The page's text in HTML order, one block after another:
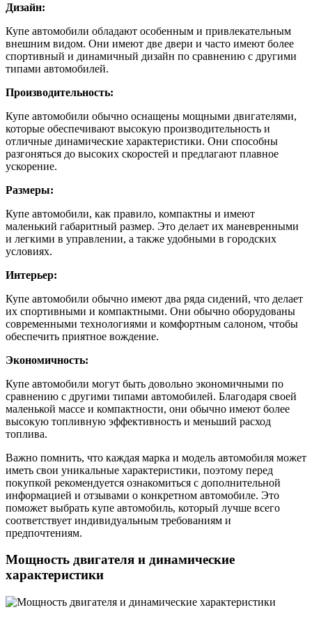
Дизайн:
Купе автомобили обладают особенным и привлекательным
внешним видом. Они имеют две двери и часто имеют более
спортивный и динамичный дизайн по сравнению с другими
типами автомобилей.
Производительность:
Купе автомобили обычно оснащены мощными двигателями,
которые обеспечивают высокую производительность и
отличные динамические характеристики. Они способны
разгоняться до высоких скоростей и предлагают плавное
ускорение.
Размеры:
Купе автомобили, как правило, компактны и имеют
маленький габаритный размер. Это делает их маневренными
и легкими в управлении, а также удобными в городских
условиях.
Интерьер:
Купе автомобили обычно имеют два ряда сидений, что делает
их спортивными и компактными. Они обычно оборудованы
современными технологиями и комфортным салоном, чтобы
обеспечить приятное вождение.
Экономичность:
Купе автомобили могут быть довольно экономичными по
сравнению с другими типами автомобилей. Благодаря своей
маленькой массе и компактности, они обычно имеют более
высокую топливную эффективность и меньший расход
топлива.
Важно помнить, что каждая марка и модель автомобиля может
иметь свои уникальные характеристики, поэтому перед
покупкой рекомендуется ознакомиться с дополнительной
информацией и отзывами о конкретном автомобиле. Это
поможет выбрать купе автомобиль, который лучше всего
соответствует индивидуальным требованиям и
предпочтениям.
Мощность двигателя и динамические
характеристики